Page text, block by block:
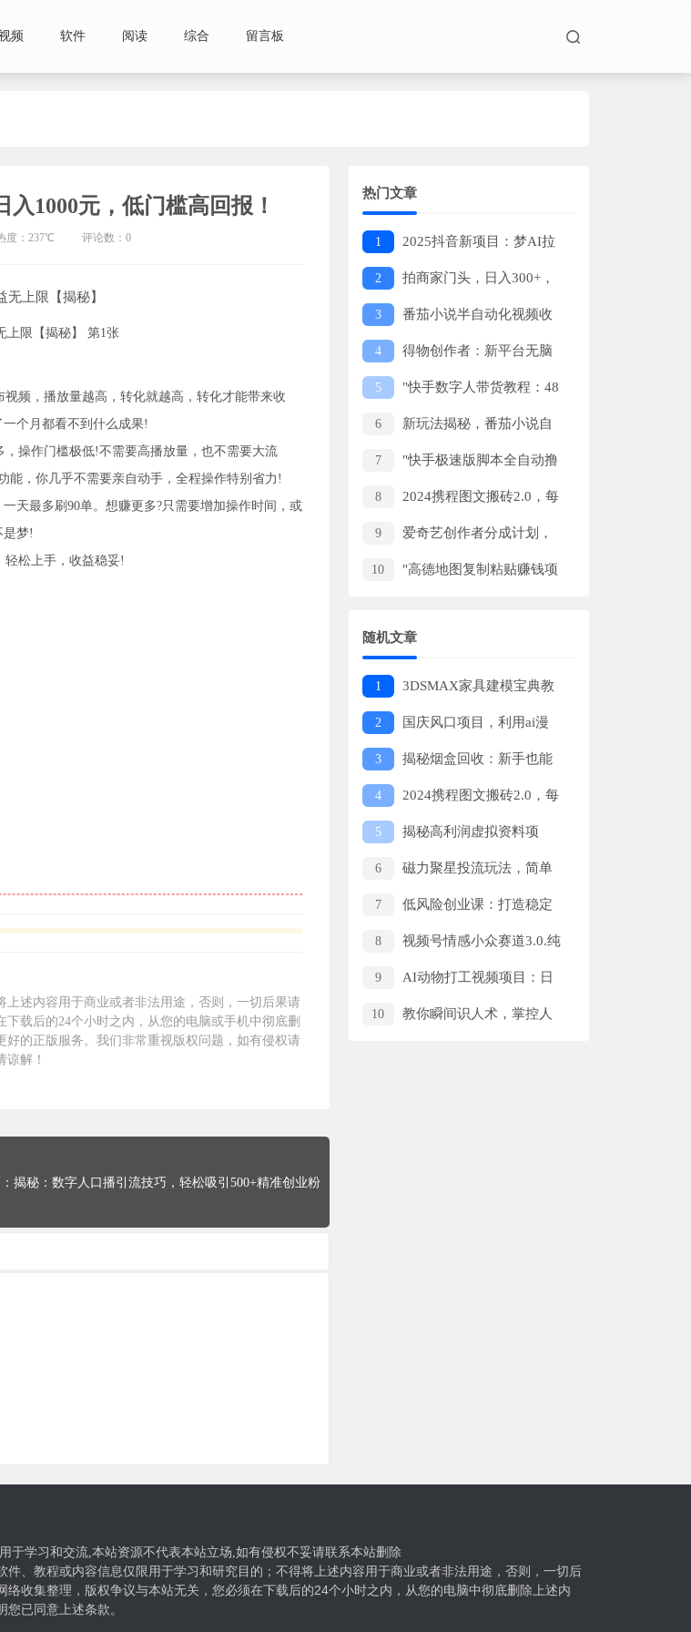
频 软件 阅读 综合 留言板
1000元，低门槛高回报！
度：237℃ 评论数：0
上限【揭秘】
频，播放量越高，转化就越高，转化才能带来收
个月都看不到什么成果!
操作门槛极低!不需要高播放量，也不需要大流
能，你几乎不需要亲自动手，全程操作特别省力!
天最多刷90单。想赚更多?只需要增加操作时间，或
是梦!
轻松上手，收益稳妥!
述内容用于商业或者非法用途，否则，一切后果请
载后的24个小时之内，从您的电脑或手机中彻底删
的正版服务。我们非常重视版权问题，如有侵权请
谅解！
揭秘：数字人口播引流技巧，轻松吸引500+精准创业粉
热门文章
1
2025抖音新项目：梦AI拉
新，无实名快速赚钱，高流量原
2
拍商家门头，日入300+，
操作简单，有支付宝就可以做
3
番茄小说半自动化视频收
益新策略，轻松日入1000元，低
4
得物创作者：新平台无脑
搬运，日入500+官方扶持，小白
5
"快手数字人带货教程：48
小时直播，一台电脑日利润200-
6
新玩法揭秘，番茄小说自
撸日入千元！简单操作，轻松上
7
"快手极速版脚本全自动撸
金，单号收益50+,可批量操作！"
8
2024携程图文搬砖2.0，每
天30分钟，单篇收益100+，新手
9
爱奇艺创作者分成计划，
一键AI生成100%原创视频，无需
10
"高德地图复制粘贴赚钱项
随机文章
1
3DSMAX家具建模宝典教
程
2
国庆风口项目，利用ai漫
改渐变国庆头像，日变现四位
局！
3
揭秘烟盒回收：新手也能
月入过千的冷门赚钱法
4
2024携程图文搬砖2.0，每
天30分钟，单篇收益100+，新手
5
揭秘高利润虚拟资料项
目：新手日入300+教程
6
磁力聚星投流玩法，简单
操作，全年可做
7
低风险创业课：打造稳定
8
视频号情感小众赛道3.0.纯
原创视频，每天1小时，小白易上
9
AI动物打工视频项目：日
赚千元，百万播放量秘诀揭秘
10
教你瞬间识人术，掌控人
于学习和交流,本站资源不代表本站立场,如有侵权不妥请联系本站删除
件、教程或内容信息仅限用于学习和研究目的；不得将上述内容用于商业或者非法用途，否则，一切后
络收集整理，版权争议与本站无关，您必须在下载后的24个小时之内，从您的电脑中彻底删除上述内
已同意上述条款。